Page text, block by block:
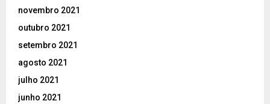
novembro 2021
outubro 2021
setembro 2021
agosto 2021
julho 2021
junho 2021